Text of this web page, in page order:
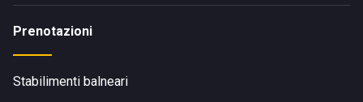
Prenotazioni
Stabilimenti balneari